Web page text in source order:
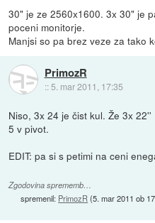
30" je ze 2560x1600. 3x 30" je
poceni monitorje.
Manjsi so pa brez veze za tako
PrimozR
:: 5. mar 2011, 17:35
Niso, 3x 24 je čist kul. Že 3x
5 v pivot.
EDIT: pa si s petimi na ceni
Zgodovina sprememb…
spremenil: PrimozR (5. mar 2011 ob